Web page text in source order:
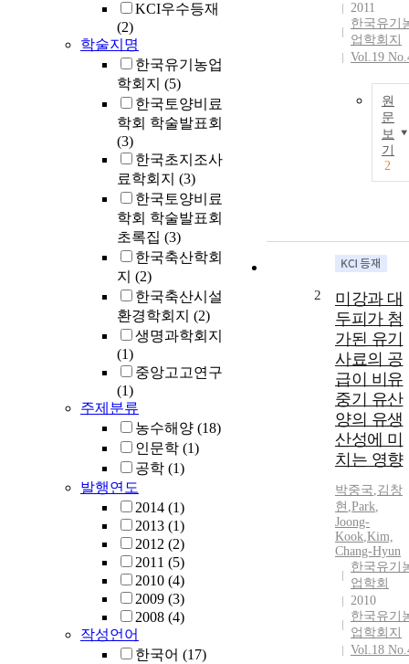
KCI우수등재
(2)
학술지명
한국유기농업
학회지 (5)
한국토양비료
학회 학술발표회
(3)
한국초지조사
료학회지 (3)
한국토양비료
학회 학술발표회
초록집 (3)
한국축산학회
지 (2)
한국축산시설
환경학회지 (2)
생명과학회지
(1)
중앙고고연구
(1)
주제분류
농수해양 (18)
인문학 (1)
공학 (1)
발행연도
2014 (1)
2013 (1)
2012 (2)
2011 (5)
2010 (4)
2009 (3)
2008 (4)
작성언어
한국어 (17)
2011
한국유기
업학회지
Vol.19
원
문
보
기
2
2
미강과 대
두피가 첨
가된 유기
사료의 공
급이 비유
중기 유산
양의 유생
산성에 미
치는 영향
박중국,김창
현 ,Park,
Joong-
Kook,Kim,
Chang-Hyun
한국유기
업학회
2010
한국유기
업학회지
Vol.18